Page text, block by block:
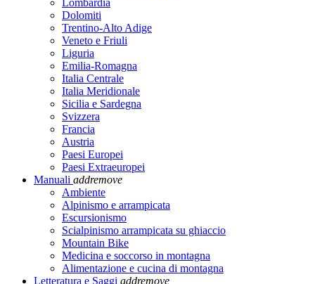
Lombardia
Dolomiti
Trentino-Alto Adige
Veneto e Friuli
Liguria
Emilia-Romagna
Italia Centrale
Italia Meridionale
Sicilia e Sardegna
Svizzera
Francia
Austria
Paesi Europei
Paesi Extraeuropei
Manuali addremove
Ambiente
Alpinismo e arrampicata
Escursionismo
Scialpinismo arrampicata su ghiaccio
Mountain Bike
Medicina e soccorso in montagna
Alimentazione e cucina di montagna
Letteratura e Saggi addremove